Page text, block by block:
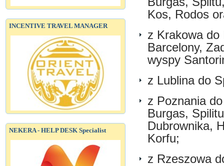
INCENTIVE TRAVEL MANAGER
NEKERA - HELP DESK Specialist
Kos, Rodos
z Krakowa do
Barcelony,
wyspy
z Lublina do
z Poznania
Burgas,
Dubrownika,
Korfu;
z Rzeszowa